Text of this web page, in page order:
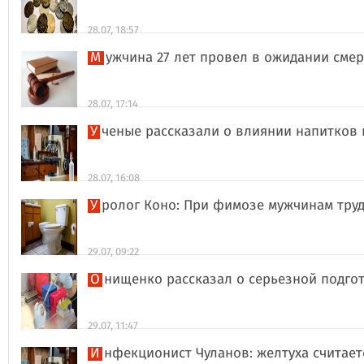
28.07, 18:57
Мужчина 27 лет провел в ожидании
28.07, 17:14
Ученые рассказали о влиянии
28.07, 16:08
Уролог Коно: При фимозе мужчинам
29.07, 09:22
Онищенко рассказал о серьезной
29.07, 11:47
Инфекционист Чуланов: желтуха